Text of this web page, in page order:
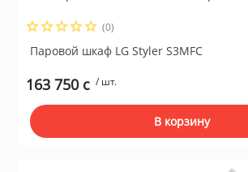
(0)
Паровой шкаф LG Styler S3MFC
163 750 c / шт.
В корзину